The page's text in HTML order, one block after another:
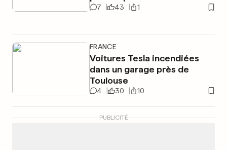
7 43 1
FRANCE
Voitures Tesla incendiées
dans un garage près de
Toulouse
4 30 10
PUBLICITÉ